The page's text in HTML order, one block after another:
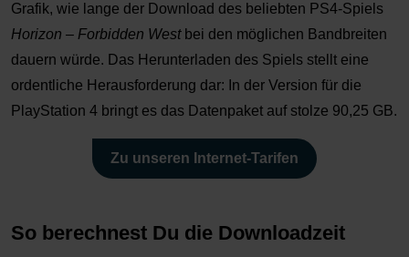
Grafik, wie lange der Download des beliebten PS4-Spiels
Horizon – Forbidden Westbei den möglichen Bandbreiten
dauern würde. Das Herunterladen des Spiels stellt eine
ordentliche Herausforderung dar: In der Version für die
PlayStation 4 bringt es das Datenpaket auf stolze 90,25 GB.
Zu unseren Internet-Tarifen
So berechnest Du die Downloadzeit